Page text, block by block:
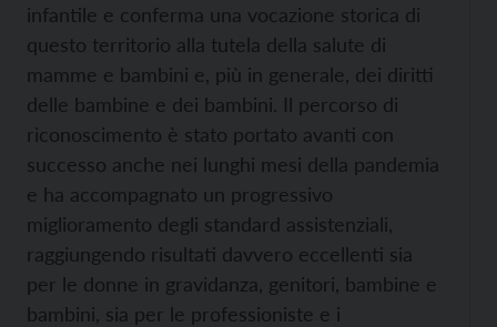
infantile e conferma una vocazione storica di
questo territorio alla tutela della salute di
mamme e bambini e, più in generale, dei diritti
delle bambine e dei bambini. Il percorso di
riconoscimento è stato portato avanti con
successo anche nei lunghi mesi della pandemia
e ha accompagnato un progressivo
miglioramento degli standard assistenziali,
raggiungendo risultati davvero eccellenti sia
per le donne in gravidanza, genitori, bambine e
bambini, sia per le professioniste e i